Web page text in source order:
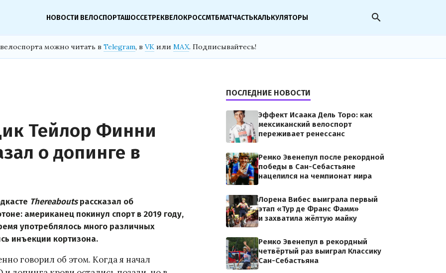
НОВОСТИ ВЕЛОСПОРТАШОССЕТРЕКВЕЛОКРОССМТБМАТЧАСТЬКАЛЬКУЛЯТОРЫ search
можно читать в Telegram, в VK или MAX. Подписывайтесь!
Тейлор Финни
о допинге в
Thereaboutsрассказал об
американец покинул спорт в 2019 году,
употреблялось много различных
инъекции кортизона.
говорил об этом. Когда я начал
ПОСЛЕДНИЕ НОВОСТИ
Эффект Исаака Дель Торо: как
мексиканский велоспорт
переживает ренессанс
Ремко Эвенепул после рекордной
победы в Сан-Себастьяне
нацелился на чемпионат мира
Лорена Вибес выиграла первый
этап «Тур де Франс Фамм»
и захватила жёлтую майку
Ремко Эвенепул в рекордный
четвёртый раз выиграл Классику
Сан-Себастьяна